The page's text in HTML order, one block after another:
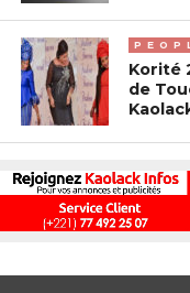
Korité
de